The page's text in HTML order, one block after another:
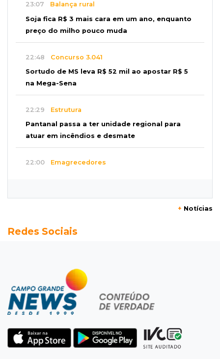
23:07 Balança rural
Soja fica R$ 3 mais cara em um ano, enquanto
preço do milho pouco muda
22:48 Concurso 3.041
Sortudo de MS leva R$ 52 mil ao apostar R$ 5
na Mega-Sena
22:29 Estrutura
Pantanal passa a ter unidade regional para
atuar em incêndios e desmate
22:00 Emagrecedores
Granizo danifica telhados e plantações
Agregado
Inter perde para o Corinthians mas avança às
quartas da Copa do Brasil
Vitória goleia Athletico-PR por 4 a 0 e avança
às quartas da Copa do Brasil
+ Notícias
Redes Sociais